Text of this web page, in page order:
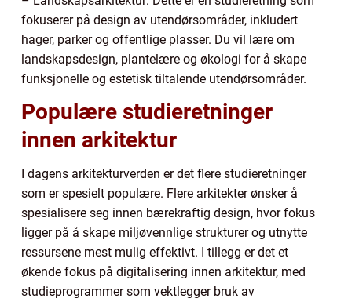
fokuserer på design av utendørsområder, inkludert
hager, parker og offentlige plasser. Du vil lære om
landskapsdesign, plantelære og økologi for å skape
funksjonelle og estetisk tiltalende utendørsområder.
Populære studieretninger
innen arkitektur
I dagens arkitekturverden er det flere studieretninger
som er spesielt populære. Flere arkitekter ønsker å
spesialisere seg innen bærekraftig design, hvor fokus
ligger på å skape miljøvennlige strukturer og utnytte
ressursene mest mulig effektivt. I tillegg er det et
økende fokus på digitalisering innen arkitektur, med
studieprogrammer som vektlegger bruk av